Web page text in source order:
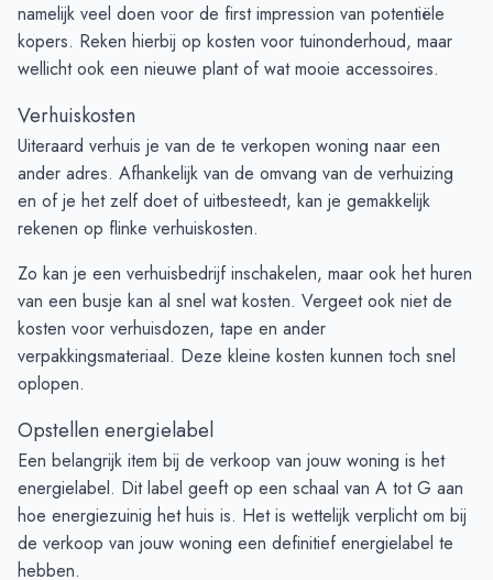
namelijk veel doen voor de first impression van potentiële
kopers. Reken hierbij op kosten voor tuinonderhoud, maar
wellicht ook een nieuwe plant of wat mooie accessoires.
Verhuiskosten
Uiteraard verhuis je van de te verkopen woning naar een
ander adres. Afhankelijk van de omvang van de verhuizing
en of je het zelf doet of uitbesteedt, kan je gemakkelijk
rekenen op flinke verhuiskosten.
Zo kan je een verhuisbedrijf inschakelen, maar ook het huren
van een busje kan al snel wat kosten. Vergeet ook niet de
kosten voor verhuisdozen, tape en ander
verpakkingsmateriaal. Deze kleine kosten kunnen toch snel
oplopen.
Opstellen energielabel
Een belangrijk item bij de verkoop van jouw woning is het
energielabel. Dit label geeft op een schaal van A tot G aan
hoe energiezuinig het huis is. Het is wettelijk verplicht om bij
de verkoop van jouw woning een definitief energielabel te
hebben.